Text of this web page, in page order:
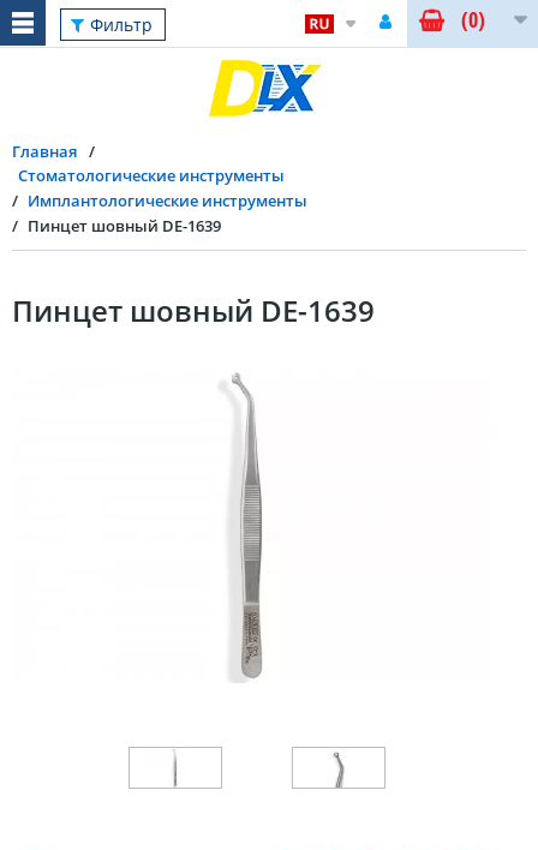
Фильтр (0)
Главная
Стоматологические инструменты
Имплантологические инструменты
Пинцет шовный DE-1639
Пинцет шовный DE-1639